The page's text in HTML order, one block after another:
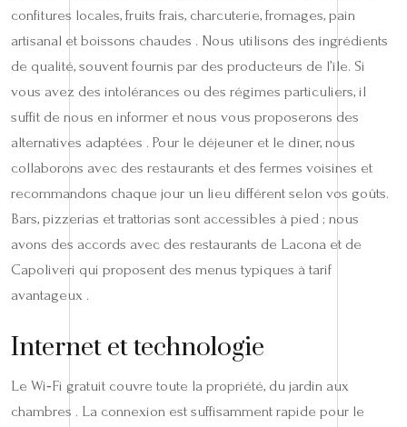
confitures locales, fruits frais, charcuterie, fromages, pain
artisanal et boissons chaudes . Nous utilisons des ingrédients
de qualité, souvent fournis par des producteurs de l’île. Si
vous avez des intolérances ou des régimes particuliers, il
suffit de nous en informer et nous vous proposerons des
alternatives adaptées . Pour le déjeuner et le dîner, nous
collaborons avec des restaurants et des fermes voisines et
recommandons chaque jour un lieu différent selon vos goûts.
Bars, pizzerias et trattorias sont accessibles à pied ; nous
avons des accords avec des restaurants de Lacona et de
Capoliveri qui proposent des menus typiques à tarif
avantageux .
Internet et technologie
Le Wi‑Fi gratuit couvre toute la propriété, du jardin aux
chambres . La connexion est suffisamment rapide pour le